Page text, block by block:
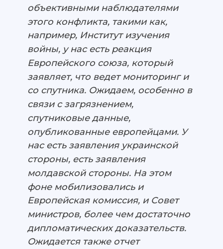
объективными наблюдателями
этого конфликта, такими как,
например, Институт изучения
войны, у нас есть реакция
Европейского союза, который
заявляет, что ведет мониторинг и
со спутника. Ожидаем, особенно в
связи с загрязнением,
спутниковые данные,
опубликованные европейцами. У
нас есть заявления украинской
стороны, есть заявления
молдавской стороны. На этом
фоне мобилизовались и
Европейская комиссия, и Совет
министров, более чем достаточно
дипломатических доказательств.
Ожидается также отчет